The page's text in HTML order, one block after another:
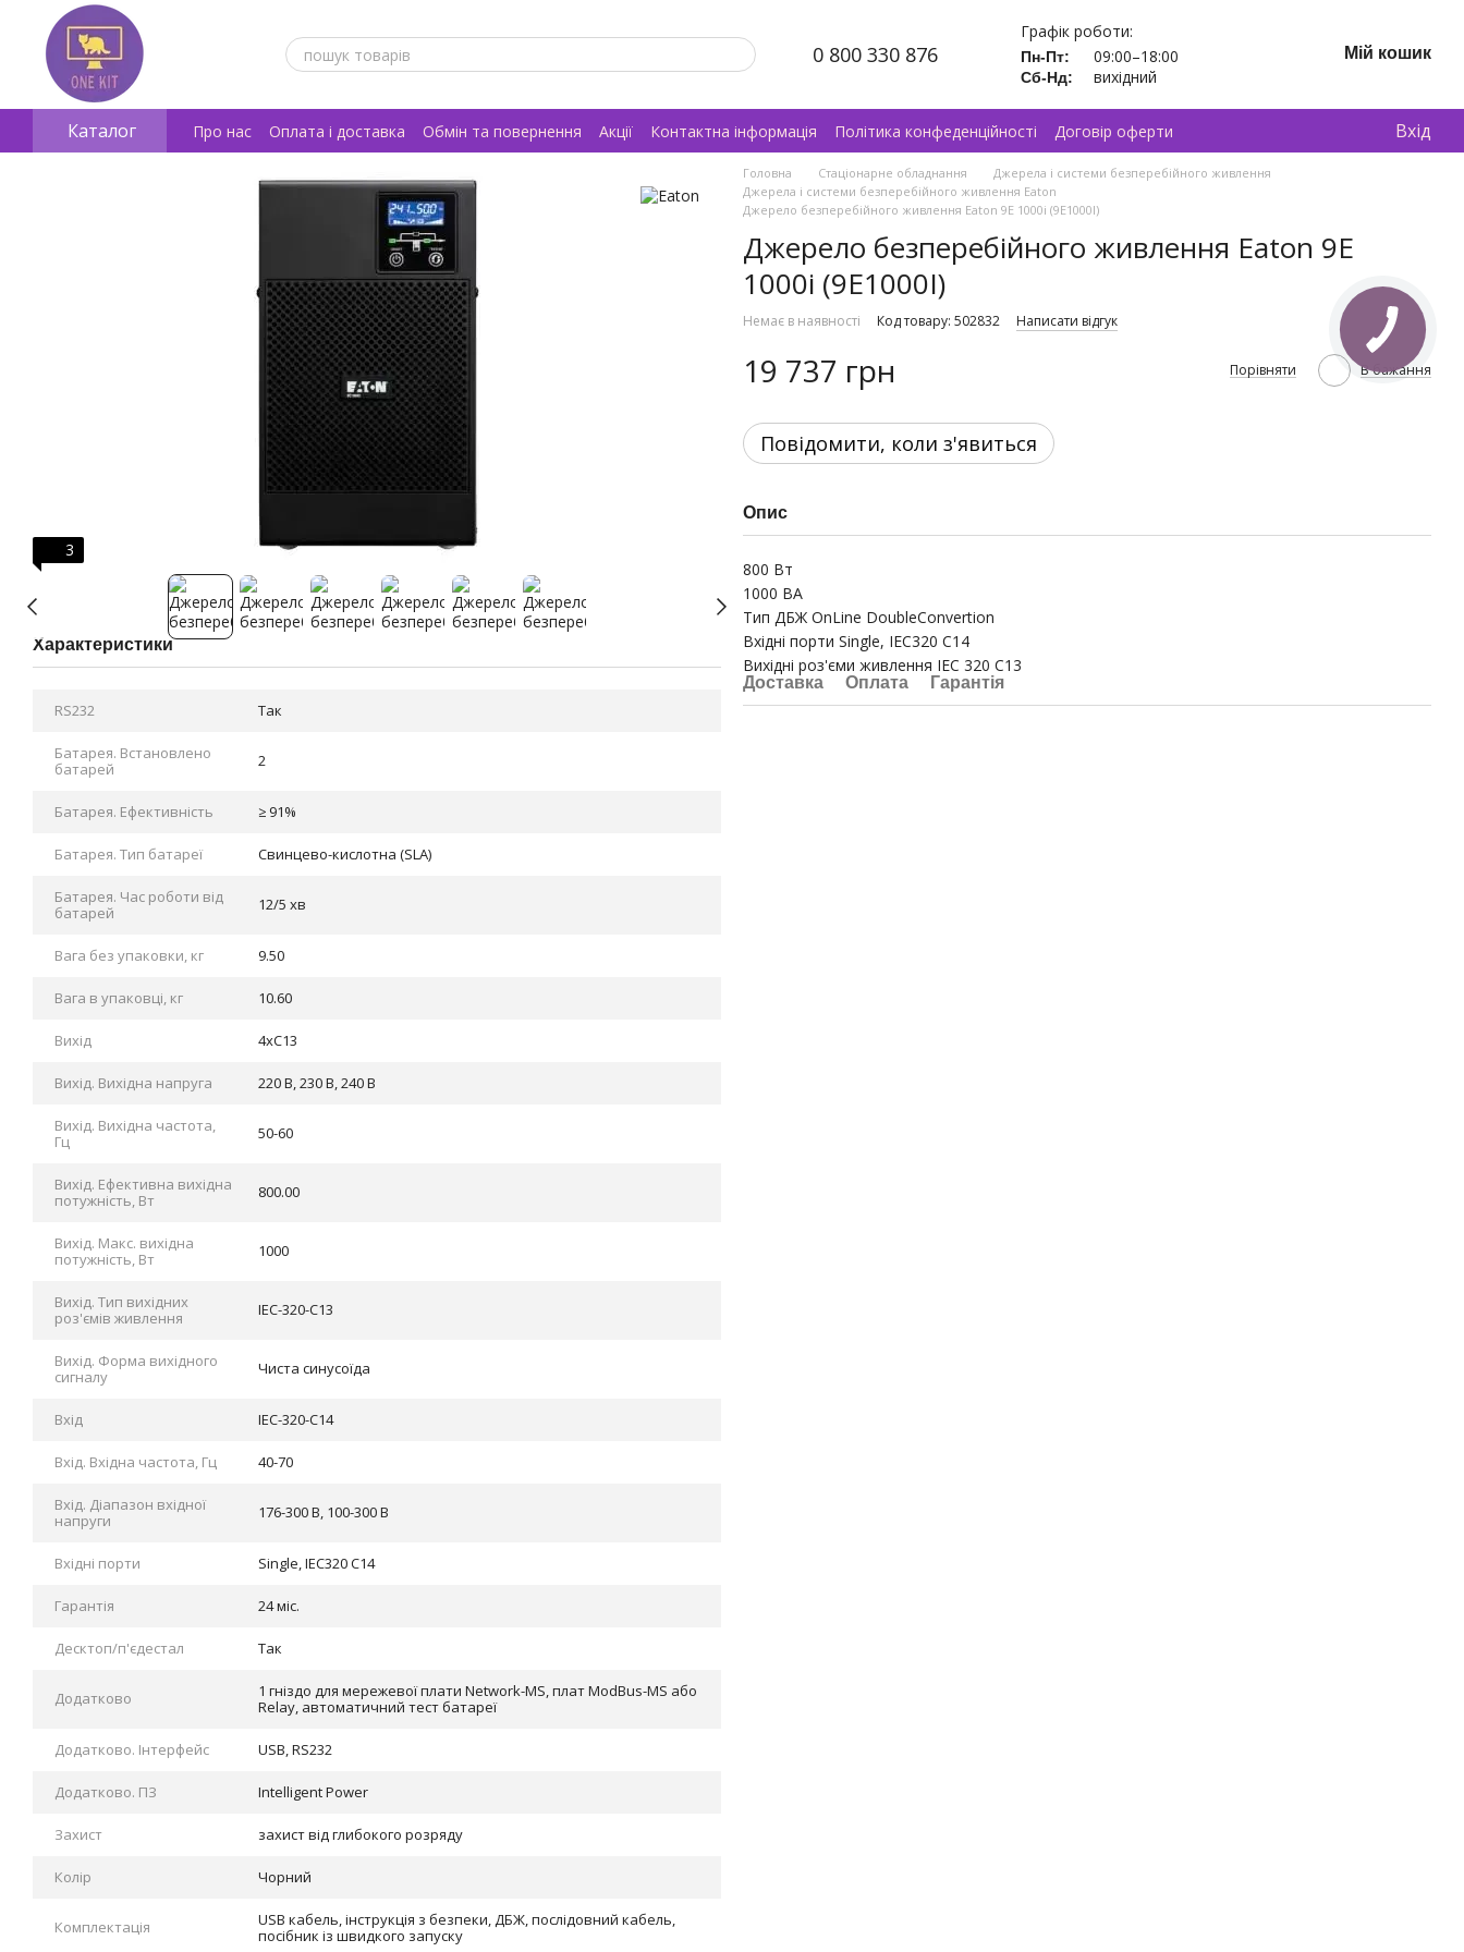
Перейти к основному контенту
0 800 330 876
Графік роботи:
Пн-Пт: 09:00–18:00
Сб-Нд: вихідний
Мій кошик
Каталог Про нас Оплата і доставка Обмін та повернення Акції Контактна інформація Політика конфеденційності
Договір оферти
Відгуки про магазин
Вхід
3
Характеристики
RS232 Так
Батарея. Bстановлено
батарей
2
Батарея. Ефективність ≥ 91%
Батарея. Тип батареї Cвинцево-кислотна (SLA)
Батарея. Час роботи від
батарей
12/5 хв
Вага без упаковки, кг 9.50
Вага в упаковці, кг 10.60
Вихід 4xC13
Вихід. Вихідна напруга 220 В, 230 В, 240 В
Вихід. Вихідна частота,
Гц
50-60
Вихід. Ефективна вихідна
потужність, Вт
800.00
Вихід. Макс. вихідна
потужність, Вт
1000
Вихід. Тип вихідних
роз'ємів живлення
IEC-320-C13
Вихід. Форма вихідного
сигналу
Чиста синусоїда
Вхід IEC-320-C14
Вхід. Вхідна частота, Гц 40-70
Вхід. Діапазон вхідної
напруги
176-300 В, 100-300 В
Вхідні порти Single, IEC320 C14
Гарантія 24 міс.
Десктоп/п'єдестал Так
Додатково
1 гніздо для мережевої плати Network-MS, плат ModBus-MS або
Relay, автоматичний тест батареї
Додатково. Інтерфейс USB, RS232
Додатково. ПЗ Intelligent Power
Захист захист від глибокого розряду
Колір Чорний
Комплектація
USB кабель, інструкція з безпеки, ДБЖ, послідовний кабель,
посібник із швидкого запуску
Головна Стаціонарне обладнання
Джерела і системи безперебійного живлення
Джерела і системи безперебійного живлення Eaton
Джерело безперебiйного живлення Eaton 9E 1000i (9E1000I)
Джерело безперебiйного живлення Eaton 9E
1000i (9E1000I)
Немає в наявності Код товару: 502832 Написати відгук
19 737 грн Порівняти В бажання
Повідомити, коли з'явиться
Опис
800 Вт
1000 ВА
Тип ДБЖ OnLine DoubleConvertion
Вхідні порти Single, IEC320 C14
Вихідні роз'єми живлення IEC 320 C13
Доставка Оплата Гарантія